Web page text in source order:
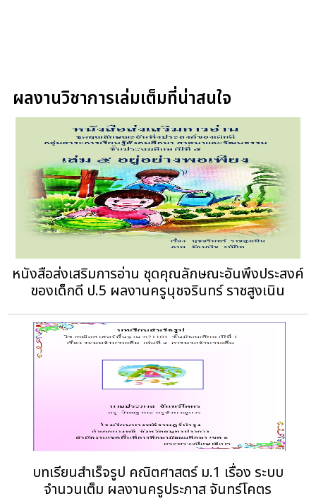
ผลงานวิชาการเล่มเต็มที่น่าสนใจ
หนังสือส่งเสริมการอ่าน ชุดคุณลักษณะอันพึงประสงค์
ของเด็กดี ป.5‏ ผลงานครูนุชจรินทร์ ราชสูงเนิน
บทเรียนสำเร็จรูป คณิตศาสตร์ ม.1 เรื่อง ระบบ
จำนวนเต็ม ผลงานครูประภาส จันทร์โคตร